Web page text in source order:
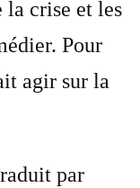
la crise et les
Pour
agir sur la
par